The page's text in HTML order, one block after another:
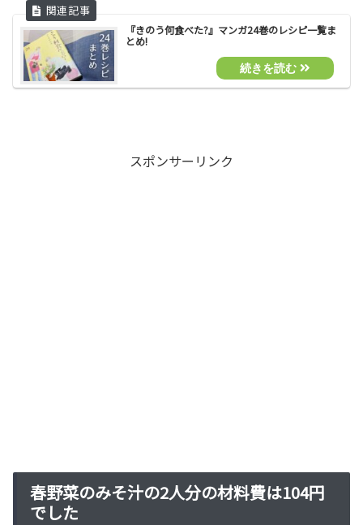
『きのう何食べた?』マンガ24巻のレシピ一覧ま
とめ!
スポンサーリンク
春野菜のみそ汁の2人分の材料費は104円
でした